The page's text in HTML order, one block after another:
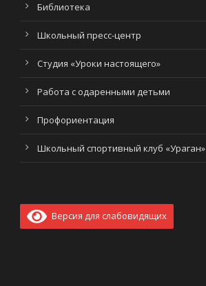
Библиотека
Школьный пресс-центр
Студия «Уроки настоящего»
Работа с одаренными детьми
Профориентация
Школьный спортивный клуб «Ураган»
Версия для слабовидящих